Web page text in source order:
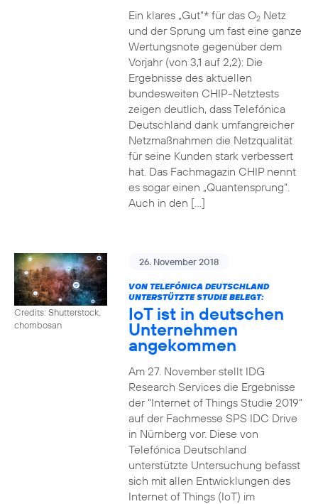
Ein klares „Gut“* für das O2Netz
und der Sprung um fast eine ganze
Wertungsnote gegenüber dem
Vorjahr (von 3,1 auf 2,2): Die
Ergebnisse des aktuellen
bundesweiten CHIP-Netztests
zeigen deutlich, dass Telefónica
Deutschland dank umfangreicher
Netzmaßnahmen die Netzqualität
für seine Kunden stark verbessert
hat. Das Fachmagazin CHIP nennt
es sogar einen „Quantensprung“.
Auch in den […]
Credits: Shutterstock,
chombosan
26. November 2018
VON TELEFÓNICA DEUTSCHLAND
UNTERSTÜTZTE STUDIE BELEGT:
IoT ist in deutschen
Unternehmen
angekommen
Am 27. November stellt IDG
Research Services die Ergebnisse
der “Internet of Things Studie 2019“
auf der Fachmesse SPS IDC Drive
in Nürnberg vor. Diese von
Telefónica Deutschland
unterstützte Untersuchung befasst
sich mit allen Entwicklungen des
Internet of Things (IoT) im